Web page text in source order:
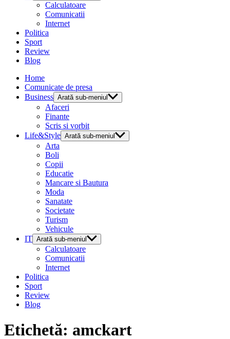
Calculatoare
Comunicatii
Internet
Politica
Sport
Review
Blog
Home
Comunicate de presa
Business Arată sub-meniul
Afaceri
Finante
Scris si vorbit
Life&Style Arată sub-meniul
Arta
Boli
Copii
Educatie
Mancare si Bautura
Moda
Sanatate
Societate
Turism
Vehicule
IT Arată sub-meniul
Calculatoare
Comunicatii
Internet
Politica
Sport
Review
Blog
Etichetă: amckart